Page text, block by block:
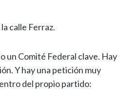
calle Ferraz.
un Comité Federal clave. Hay
Y hay una petición muy
del propio partido: